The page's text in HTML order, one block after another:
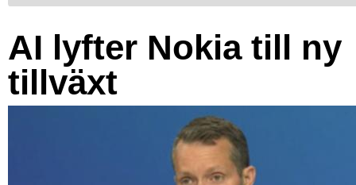
AI lyfter Nokia till ny
tillväxt